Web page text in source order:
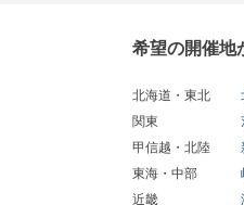
希望の開催地
北海道・東北
関東
甲信越・北陸
東海・中部
近畿